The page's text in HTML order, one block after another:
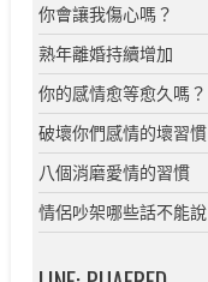
你會讓我傷心嗎？
熟年離婚持續增加
你的感情愈等愈久嗎？
破壞你們感情的壞習慣
八個消磨愛情的習慣
情侶吵架哪些話不能說